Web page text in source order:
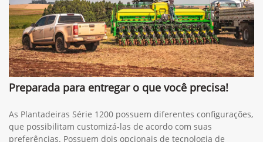
Preparada para entregar o que você precisa!
As Plantadeiras Série 1200 possuem diferentes configurações,
que possibilitam customizá-las de acordo com suas
preferências. Possuem dois opcionais de tecnologia de